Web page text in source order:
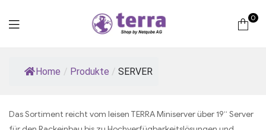
Computer
0
Home / Produkte / SERVER
Das Sortiment reicht vom leisen TERRA Miniserver über 19“ Server